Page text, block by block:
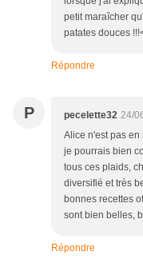
petit maraîcher
patates douces
Répondre
P pecelette32 24/
Alice n'est pas
je pourrais bien
tous ces plaids,
diversifié et très
bonnes recettes
sont bien belles,
Répondre